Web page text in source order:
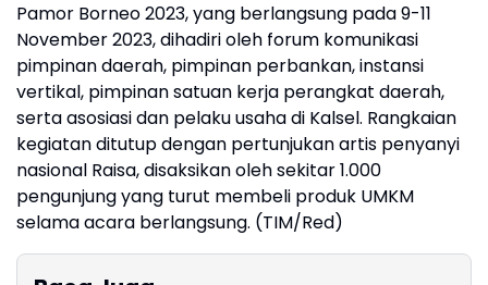
Pamor Borneo 2023, yang berlangsung pada 9-11
November 2023, dihadiri oleh forum komunikasi
pimpinan daerah, pimpinan perbankan, instansi
vertikal, pimpinan satuan kerja perangkat daerah,
serta asosiasi dan pelaku usaha di Kalsel. Rangkaian
kegiatan ditutup dengan pertunjukan artis penyanyi
nasional Raisa, disaksikan oleh sekitar 1.000
pengunjung yang turut membeli produk UMKM
selama acara berlangsung. (TIM/Red)